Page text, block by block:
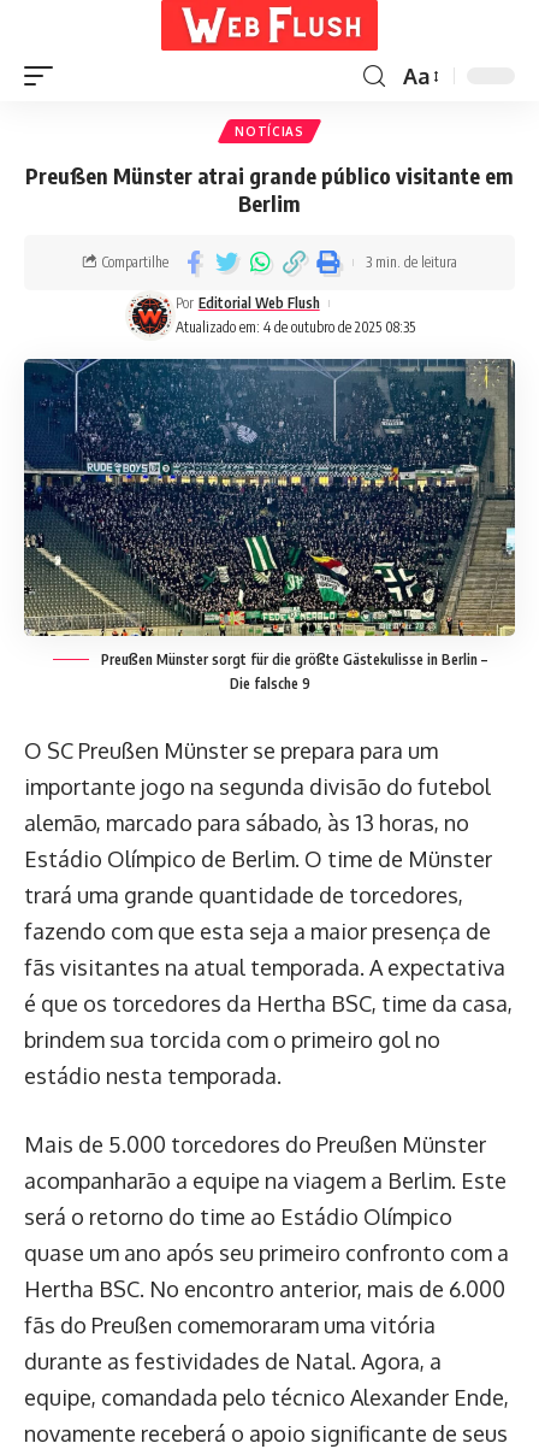
Aa
NOTÍCIAS
Preußen Münster atrai grande público visitante em
Berlim
Atualizado em: 4 de outubro de 2025 08:35
Por Editorial Web Flush
Compartilhe 3 min. de leitura
Preußen Münster sorgt für die größte Gästekulisse in Berlin –
Die falsche 9
O SC Preußen Münster se prepara para um
importante jogo na segunda divisão do futebol
alemão, marcado para sábado, às 13 horas, no
Estádio Olímpico de Berlim. O time de Münster
trará uma grande quantidade de torcedores,
fazendo com que esta seja a maior presença de
fãs visitantes na atual temporada. A expectativa
é que os torcedores da Hertha BSC, time da casa,
brindem sua torcida com o primeiro gol no
estádio nesta temporada.
Mais de 5.000 torcedores do Preußen Münster
acompanharão a equipe na viagem a Berlim. Este
será o retorno do time ao Estádio Olímpico
quase um ano após seu primeiro confronto com a
Hertha BSC. No encontro anterior, mais de 6.000
fãs do Preußen comemoraram uma vitória
durante as festividades de Natal. Agora, a
equipe, comandada pelo técnico Alexander Ende,
novamente receberá o apoio significante de seus